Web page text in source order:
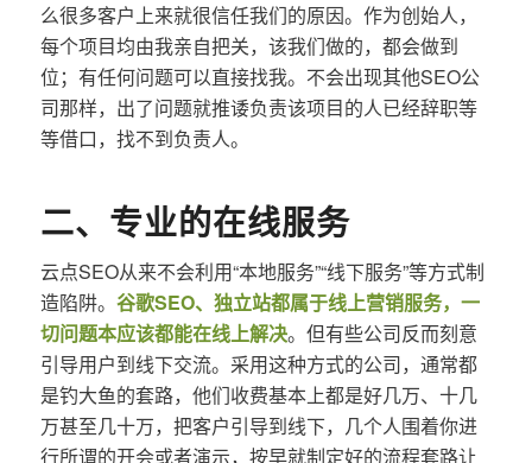
么很多客户上来就很信任我们的原因。作为创始人，
每个项目均由我亲自把关，该我们做的，都会做到
位；有任何问题可以直接找我。不会出现其他SEO公
司那样，出了问题就推诿负责该项目的人已经辞职等
等借口，找不到负责人。
二、专业的在线服务
云点SEO从来不会利用“本地服务”“线下服务”等方式制
造陷阱。 谷歌SEO、独立站都属于线上营销服务，一
切问题本应该都能在线上解决。但有些公司反而刻意
引导用户到线下交流。采用这种方式的公司，通常都
是钓大鱼的套路，他们收费基本上都是好几万、十几
万甚至几十万，把客户引导到线下，几个人围着你进
行所谓的开会或者演示，按早就制定好的流程套路让